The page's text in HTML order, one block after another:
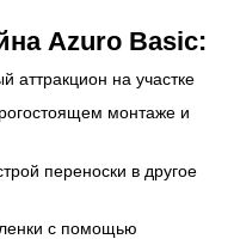
Azuro Basic:
аттракцион на участке
монтаже и
переноски в другое
с помощью